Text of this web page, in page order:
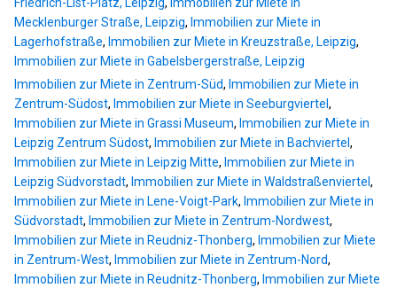
Friedrich-List-Platz, Leipzig, Immobilien zur Miete in
Mecklenburger Straße, Leipzig, Immobilien zur Miete in
Lagerhofstraße, Immobilien zur Miete in Kreuzstraße, Leipzig,
Immobilien zur Miete in Gabelsbergerstraße, Leipzig
Immobilien zur Miete in Zentrum-Süd, Immobilien zur Miete in
Zentrum-Südost, Immobilien zur Miete in Seeburgviertel ,
Immobilien zur Miete in Grassi Museum, Immobilien zur Miete in
Leipzig Zentrum Südost, Immobilien zur Miete in Bachviertel ,
Immobilien zur Miete in Leipzig Mitte, Immobilien zur Miete in
Leipzig Südvorstadt, Immobilien zur Miete in Waldstraßenviertel ,
Immobilien zur Miete in Lene-Voigt-Park, Immobilien zur Miete in
Südvorstadt, Immobilien zur Miete in Zentrum-Nordwest,
Immobilien zur Miete in Reudniz-Thonberg, Immobilien zur Miete
in Zentrum-West, Immobilien zur Miete in Zentrum-Nord,
Immobilien zur Miete in Reudnitz-Thonberg, Immobilien zur Miete